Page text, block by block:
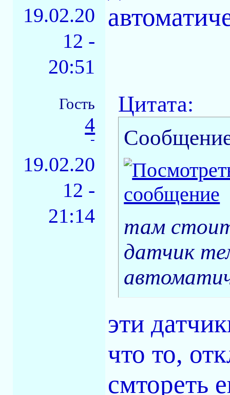
19.02.20
12 -
20:51
Гость
4
-
19.02.20
12 -
21:14
Цитата:
там
датчик
эти
что то,
смтореть